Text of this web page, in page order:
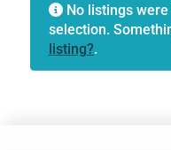
No listings
selection.
listing?.